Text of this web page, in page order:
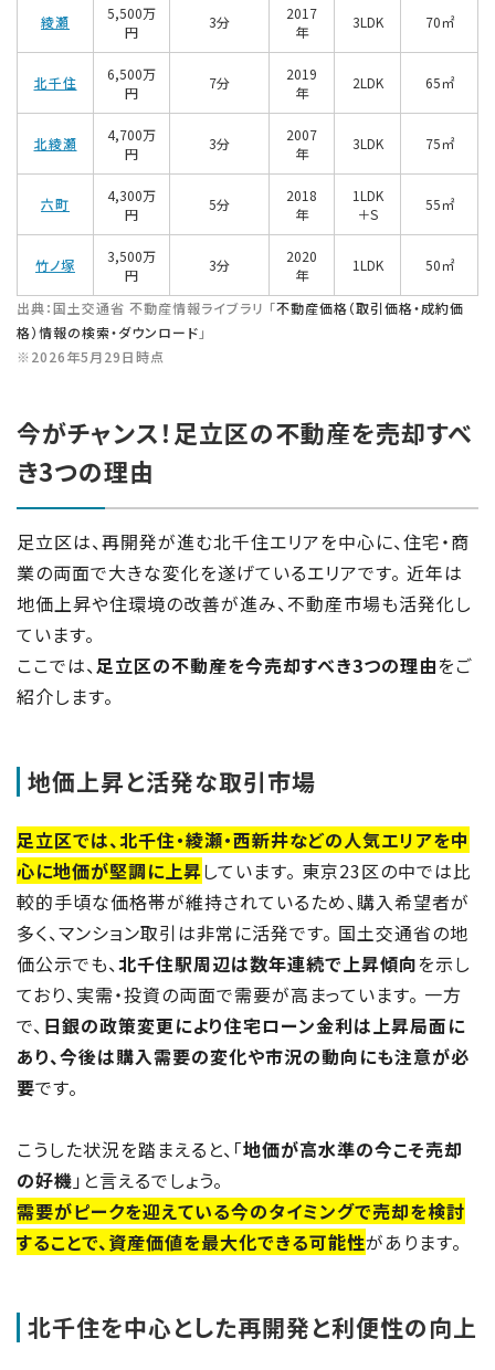
綾瀬
5,500万
円
3分
2017
年
3LDK 70㎡
北千住
6,500万
円
7分
2019
年
2LDK 65㎡
北綾瀬
4,700万
円
3分
2007
年
3LDK 75㎡
六町
4,300万
円
5分
2018
年
1LDK
＋S
55㎡
竹ノ塚
3,500万
円
3分
2020
年
1LDK 50㎡
出典：国土交通省 不動産情報ライブラリ 「不動産価格（取引価格・成約価
格）情報の検索・ダウンロード 」
※2026年5月29日時点
今がチャンス！足立区の不動産を売却すべ
き3つの理由
足立区は、再開発が進む北千住エリアを中心に、住宅・商
業の両面で大きな変化を遂げているエリアです。 近年は
地価上昇や住環境の改善が進み、不動産市場も活発化し
ています。
ここでは、 足立区の不動産を今売却すべき3つの理由をご
紹介します。
地価上昇と活発な取引市場
足立区では、北千住・綾瀬・西新井などの人気エリアを中
心に地価が堅調に上昇しています。 東京23区の中では比
較的手頃な価格帯が維持されているため、購入希望者が
多く、マンション取引は非常に活発です。 国土交通省の地
価公示でも、北千住駅周辺は数年連続で上昇傾向を示し
ており、実需・投資の両面で需要が高まっています。 一方
で、 日銀の政策変更により住宅ローン金利は上昇局面に
あり、今後は購入需要の変化や市況の動向にも注意が必
要です。
こうした状況を踏まえると、「地価が高水準の今こそ売却
の好機 」と言えるでしょう。
需要がピークを迎えている今のタイミングで売却を検討
することで、資産価値を最大化できる可能性があります。
北千住を中心とした再開発と利便性の向上